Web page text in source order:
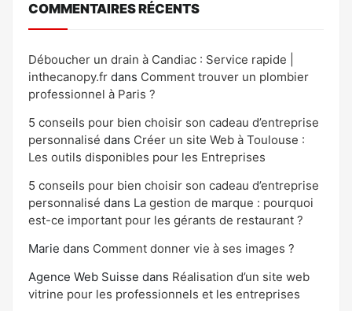
COMMENTAIRES RÉCENTS
Déboucher un drain à Candiac : Service rapide |
inthecanopy.fr dans Comment trouver un plombier
professionnel à Paris ?
5 conseils pour bien choisir son cadeau d’entreprise
personnalisé dans Créer un site Web à Toulouse :
Les outils disponibles pour les Entreprises
5 conseils pour bien choisir son cadeau d’entreprise
personnalisé dans La gestion de marque : pourquoi
est-ce important pour les gérants de restaurant ?
Marie dans Comment donner vie à ses images ?
Agence Web Suisse dans Réalisation d’un site web
vitrine pour les professionnels et les entreprises